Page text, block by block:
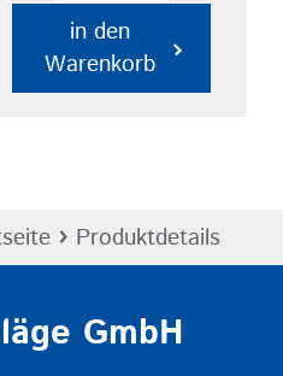
in den
Warenkorb
› Produktdetails
GmbH